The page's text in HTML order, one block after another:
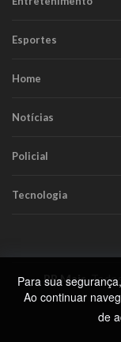
Esportes
Home
Notícias
Policial
Tecnologia
RR Mais.
Para sua
Ao continuar
de